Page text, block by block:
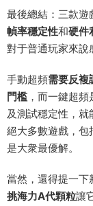
最後總結：三款遊
幀率穩定性和硬件
對于普通玩家來說
手動超頻需要反複
門檻 ，而一鍵超頻
及測試穩定性，
絕大多數遊戲，包
是大衆最優解。
當然，還得提一下
挑海力A代顆粒讓